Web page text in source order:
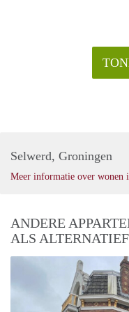
Selwerd, Groningen
Meer informatie over wonen
ANDERE
ALS